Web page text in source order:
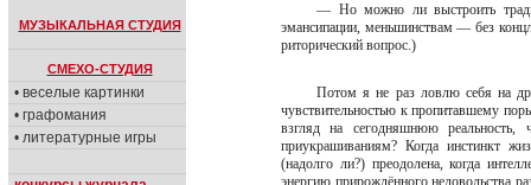
МУЗЫКАЛЬНАЯ СТУДИЯ
СМЕХО-СТУДИЯ
• веселые картинки
• графомания
• литературные игры
— Но можно ли выстроить
эмансипации, меньшинствам — без
риторический вопрос.)
Потом я не раз ловлю себя на
чувствительностью к пропитавшему
взгляд на сегодняшнюю
приукрашиваниям? Когда инстинкт
(надолго ли?) преодолена, когда
энергию прирождённого недовольства